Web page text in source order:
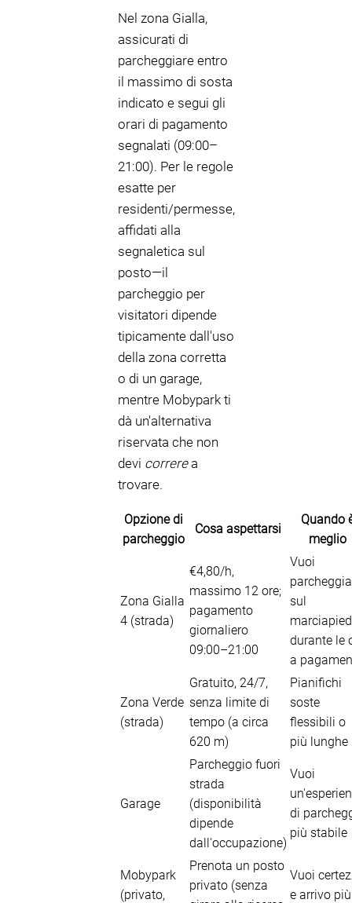
Nel zona Gialla,
assicurati di
parcheggiare entro
il massimo di sosta
indicato e segui gli
orari di pagamento
segnalati (09:00–
21:00). Per le regole
esatte per
residenti/permesse,
affidati alla
segnaletica sul
posto—il
parcheggio per
visitatori dipende
tipicamente dall'uso
della zona corretta
o di un garage,
mentre Mobypark ti
dà un'alternativa
riservata che non
devi correrea
trovare.
Opzione di
parcheggio
Cosa aspettarsi
Quando
meglio
Zona Gialla
4 (strada)
€4,80/h,
massimo 12 ore;
pagamento
giornaliero
09:00–21:00
Vuoi
sul
durante le
a
Zona Verde
(strada)
Gratuito, 24/7,
senza limite di
tempo (a circa
620 m)
Pianifichi
soste
flessibili o
più lunghe
Garage
Parcheggio fuori
strada
(disponibilità
dipende
dall'occupazione)
Vuoi
di
più stabile
Mobypark
(privato,
Prenota un posto
privato (senza
Vuoi
e arrivo più